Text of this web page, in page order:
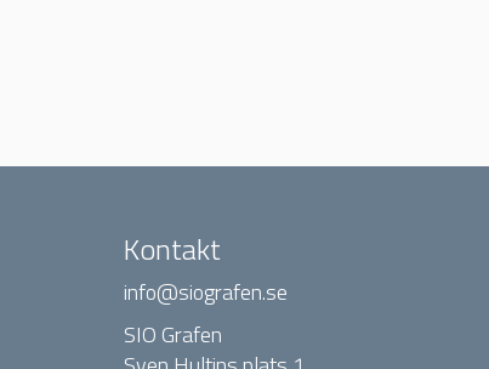
Kontakt
info@siografen.se
SIO Grafen